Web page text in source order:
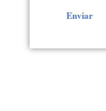
Enviar